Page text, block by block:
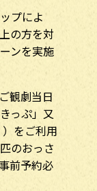
プによ
の方を対
ンを実施
観劇当日
っぷ」又
をご利用
のおっさ
前予約必